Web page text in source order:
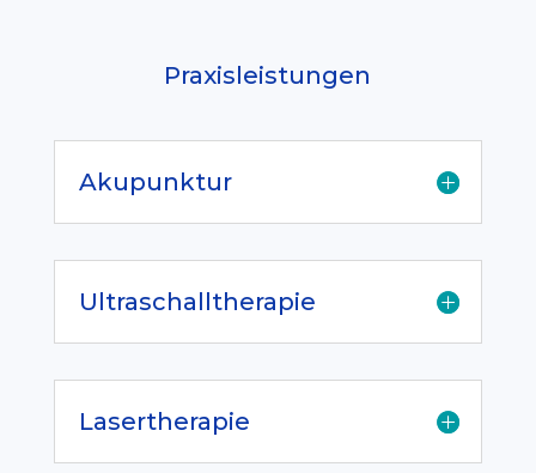
Praxisleistungen
Akupunktur
Ultraschalltherapie
Lasertherapie